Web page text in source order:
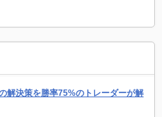
解決策を勝率75%のトレーダーが解